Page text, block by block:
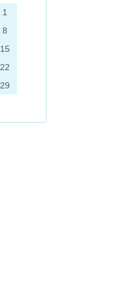
1
8
15
22
29